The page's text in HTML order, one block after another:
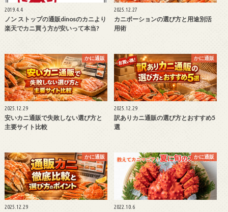
2019.4.4
ノン ストップの通販dinosのカニより
楽天でカニ買う方が安いって本当?
2025.12.27
カニポーションの選び方と用途別活
用術
かに通販
2025.12.29
安いカニ通販で失敗しない選び方と
主要サイト比較
かに通販
2025.12.29
訳ありカニ通販の選び方とおすすめ5
選
かに通販
2025.12.29
かに通販
2022.10.6